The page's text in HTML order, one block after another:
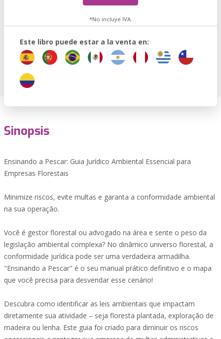
*No incluye IVA.
Este libro puede estar a la venta en:
Sinopsis
Ensinando a Pescar: Guia Jurídico Ambiental Essencial para
Empresas Florestais
Minimize riscos, evite multas e garanta a conformidade ambiental
na sua operação.
Você é gestor florestal ou advogado na área e sente o peso da
legislação ambiental complexa? No dinâmico universo florestal, a
conformidade jurídica pode ser uma verdadeira armadilha.
"Ensinando a Pescar" é o seu manual prático definitivo e o mapa
que você precisa para desvendar esse cenário!
Descubra como identificar as leis ambientais que impactam
diretamente sua atividade – seja floresta plantada, exploração de
madeira ou lenha. Este guia foi criado para diminuir os riscos